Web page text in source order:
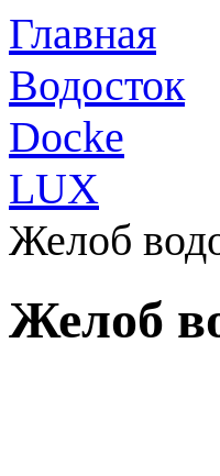
Главная
Водосток
Docke
LUX
Желоб
Желоб